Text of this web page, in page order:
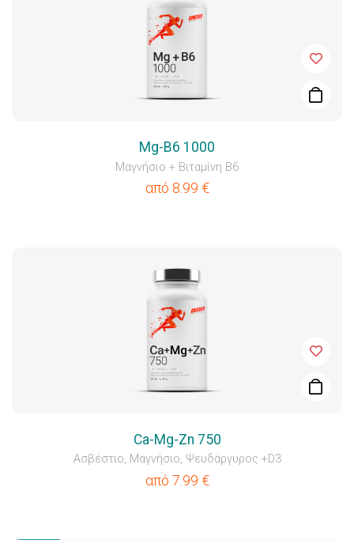
Mg-B6 1000
Μαγνήσιο + Βιταμίνη B6
από 8.99 €
Ca-Mg-Zn 750
Ασβέστιο, Μαγνήσιο, Ψευδάργυρος +D3
από 7.99 €